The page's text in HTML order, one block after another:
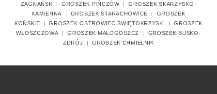
ZAGNAŃSK |GROSZEK PIŃCZÓW|GROSZEK SKARŻYSKO-
KAMIENNA
GROSZEK STARACHOWICE
GROSZEK
KOŃSKIE |GROSZEK OSTROWIEC ŚWIĘTOKRZYSKI |GROSZEK
WŁOSZCZOWA |GROSZEK MAŁOGOSZCZ
GROSZEK BUSKO-
ZDRÓJ
GROSZEK CHMIELNIK